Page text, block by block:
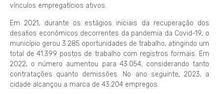
vínculos empregatícios ativos.
Em 2021, durante os estágios iniciais da recuperação dos
desafios econômicos decorrentes da pandemia da Covid-19, o
município gerou 3.285 oportunidades de trabalho, atingindo um
total de 41.399 postos de trabalho com registros formais. Em
2022, o número aumentou para 43.054, considerando tanto
contratações quanto demissões. No ano seguinte, 2023, a
cidade alcançou a marca de 43.204 empregos.